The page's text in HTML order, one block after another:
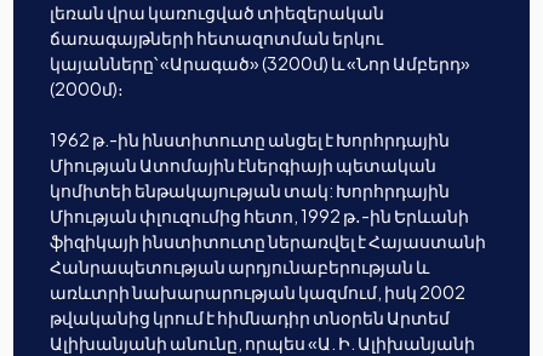
լեռան վրա կառուցված տիեզերական
ճառագայթների հետազոտման երկու
կայանները՝ «Արագած» (3200մ) և «Նոր Ամբերդ»
(2000մ)։
1962 թ.-ին ինստիտուտը անցել է Խորհրդային
Միության Ատոմային էներգիայի պետական
կոմիտեի ենթակայության տակ: Խորհրդային
Միության փլուզումից հետո, 1992 թ․-ին Երևանի
ֆիզիկայի ինստիտուտը ներառվել է Հայաստանի
Հանրապետության արդյունաբերության և
առևտրի նախարարության կազմում, իսկ 2002
թվականից կրում է հիմնադիր տնօրեն Արտեմ
Ալիխանյանի անունը, որպես «Ա. Ի. Ալիխանյանի